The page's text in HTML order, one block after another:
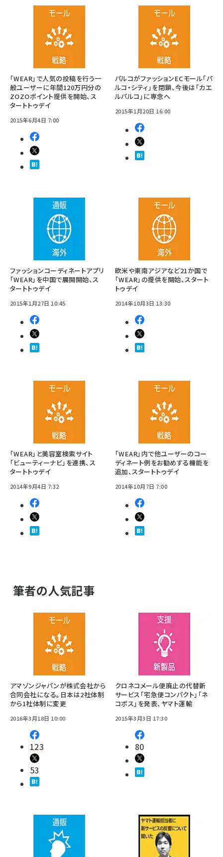
「WEAR」で人気の投稿を行う一
般ユーザーに年間120万円分の
ZOZOポイント提供を開始、ス
タートトゥデイ
2015年6月4日 7:00
パルコがファッションECモール「パ
ルコ・シティ」を閉鎖、今後は「カエ
ルパルコ」に専念へ
2015年1月20日 16:00
ファッションコーディネートアプリ
「WEAR」を中国で展開開始、ス
タートトゥデイ
2015年1月27日 10:45
欧米や東南アジアなど21か国で
「WEAR」の提供を開始、スタート
トゥデイ
2014年10月3日 13:30
「WEAR」と美容室検索サイト
「ビューティーナビ」を連携、ス
タートトゥデイ
2014年9月4日 7:32
「WEAR」内で他ユーザーのコー
ディネート例をお勧めする機能を
追加、スタートトゥデイ
2014年10月7日 7:00
筆者の人気記事
アマゾンジャパンが株式会社から
合同会社になる。日本は2社体制
から1社体制に変更
2016年3月18日 10:00
123
53
クロネコメール便廃止の代替新
サービス「宅急便コンパクト」「ネ
コポス」を発表、ヤマト運輸
2015年3月3日 17:30
80